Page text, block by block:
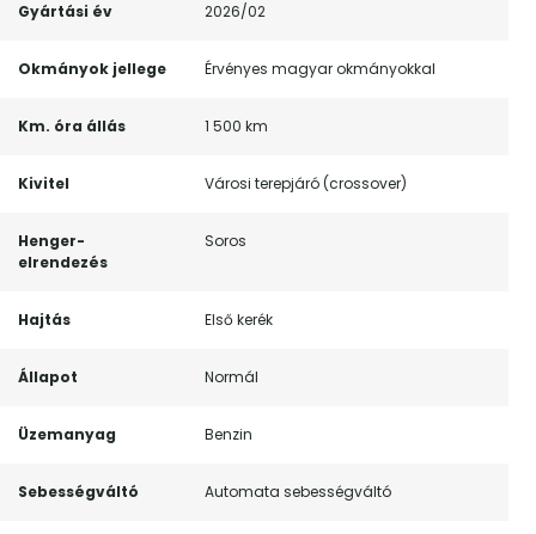
Gyártási év 2026/02
Okmányok jellege Érvényes magyar okmányokkal
Km. óra állás 1 500 km
Kivitel Városi terepjáró (crossover)
Henger-
elrendezés
Soros
Hajtás Első kerék
Állapot Normál
Üzemanyag Benzin
Sebességváltó Automata sebességváltó